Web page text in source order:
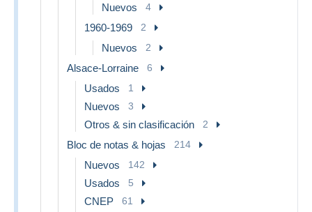
Nuevos 4
1960-1969 2
Nuevos 2
Alsace-Lorraine 6
Usados 1
Nuevos 3
Otros & sin clasificación 2
Bloc de notas & hojas 214
Nuevos 142
Usados 5
CNEP 61